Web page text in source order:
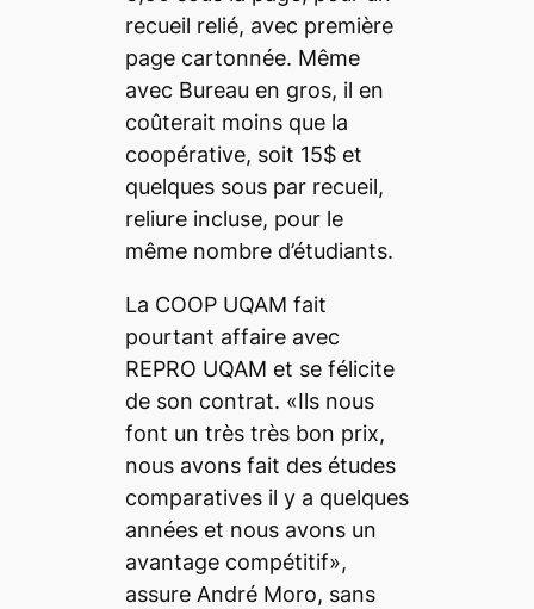
recueil relié, avec première
page cartonnée. Même
avec Bureau en gros, il en
coûterait moins que la
coopérative, soit 15$ et
quelques sous par recueil,
reliure incluse, pour le
même nombre d’étudiants.
La COOP UQAM fait
pourtant affaire avec
REPRO UQAM et se félicite
de son contrat. «Ils nous
font un très très bon prix,
nous avons fait des études
comparatives il y a quelques
années et nous avons un
avantage compétitif»,
assure André Moro, sans